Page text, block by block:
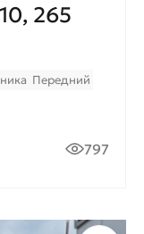
265
Передний
797